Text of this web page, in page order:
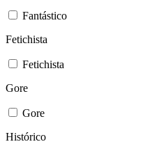
Fantástico
Fetichista
Fetichista
Gore
Gore
Histórico